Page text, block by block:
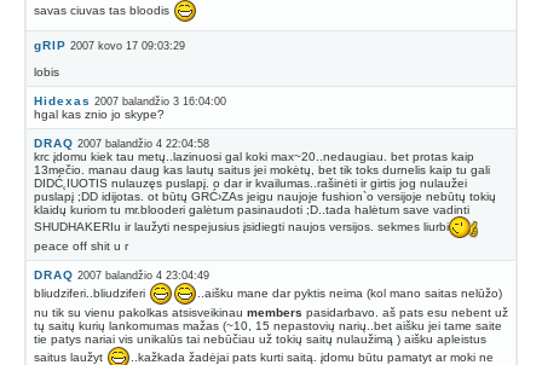
savas ciuvas tas bloodis
gRIP 2007 kovo 17 09:03:29
lobis
Hidexas 2007 balandžio 3 16:04:00
hgal kas znio jo skype?
DRAQ 2007 balandžio 4 22:04:58
krc įdomu kiek tau metų..lazinuosi gal koki max~20..nedaugiau. bet protas kaip
13mečio. manau daug kas lautų saitus jei mokėtų, bet tik toks durnelis kaip tu gali
DIDĆ˛IUOTIS nulauzęs puslapį. o dar ir kvailumas..rašinėti ir girtis jog nulaužei
puslapį ;DD idijotas. ot būtų GRĆ›ZAs jeigu naujoje fushion`o versijoje nebūtų tokių
klaidų kuriom tu mr.blooderi galėtum pasinaudoti ;D..tada halėtum save vadinti
SHUDHAKERIu ir laužyti nespejusius įsidiegti naujos versijos. sekmes liurbi
peace off shit u r
DRAQ 2007 balandžio 4 23:04:49
bliudziferi..bliudziferi
..aišku mane dar pyktis neima (kol mano saitas nelūžo)
nu tik su vienu pakolkas atsisveikinau members pasidarbavo. aš pats esu nebent už
tų saitų kurių lankomumas mažas (~10, 15 nepastovių narių..bet aišku jei tame saite
tie patys nariai vis unikalūs tai nebūčiau už tokių saitų nulaužimą ) aišku apleistus
saitus laužyt
..kažkada žadėjai pats kurti saitą. įdomu būtu pamatyt ar moki ne